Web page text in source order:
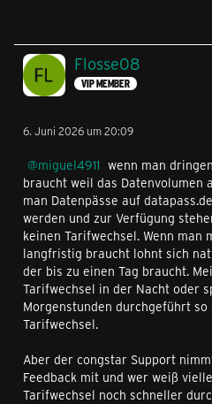
Flosse08
VIP MEMBER
6. Juni 2026 um 20:09
miguel4911 wenn man
braucht weil das Datenvolumen
man Datenpässe auf
werden und zur Verfügung
keinen Tarifwechsel. Wenn man
langfristig braucht lohnt sich
der bis zu einen Tag braucht.
Tarifwechsel in der Nacht oder
Morgenstunden durchgeführt
Tarifwechsel.
Aber der congstar Support
Feedback mit und wer weiß
Tarifwechsel noch schneller